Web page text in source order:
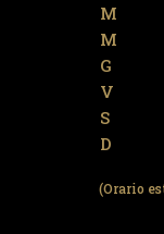
M
M
G
V
S
D
(Orario